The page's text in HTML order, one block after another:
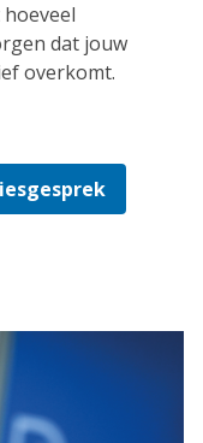
dat jouw
overkomt.